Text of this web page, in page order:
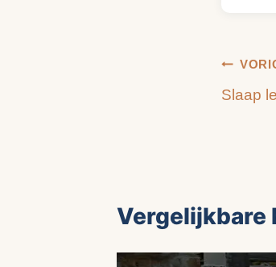
Slaap
Vergelijkbare